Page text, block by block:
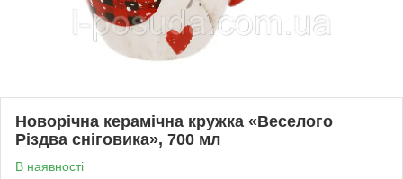
Новорічна керамічна кружка «Веселого
Різдва сніговика», 700 мл
В наявності